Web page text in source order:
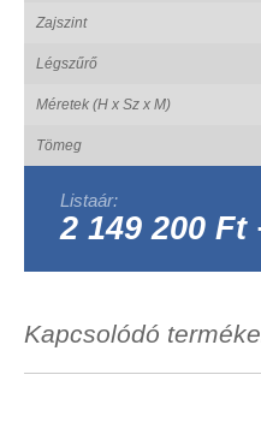
Zajszint
Légszűrő
Méretek (H x Sz x M)
Tömeg
Listaár:
2 149 200 Ft
Kapcsolódó